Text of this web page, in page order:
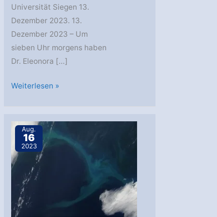
Universität Siegen 13.
Dezember 2023. 13.
Dezember 2023 – Um
sieben Uhr morgens haben
Dr. Eleonora […]
Direkter
Siegen
die
argentinische
Pampa
Weiterlesen »
Aug.
16
2023